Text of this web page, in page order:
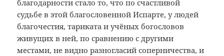
благодарности сталото, что по счастливой
судьбе в этойблагословенной Испарте, у людей
благочестия, тариката и учёных богословов
живущих в ней, по сравнению с другими
местами, не видно разногласийсоперничества, и